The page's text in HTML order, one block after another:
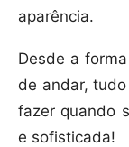
aparência.
Desde a
de andar,
fazer quando
e sofisticada!